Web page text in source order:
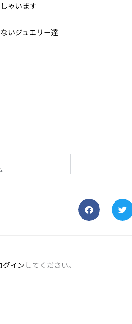
ゃいます
いジュエリー達
グインしてください。